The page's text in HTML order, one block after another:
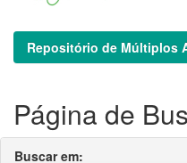
Repositório de Múltiplos
Página de
Buscar em: